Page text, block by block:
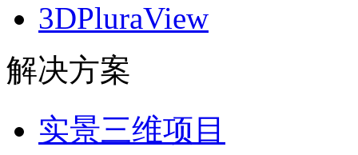
3DPluraView
解决方案
实景三维项目